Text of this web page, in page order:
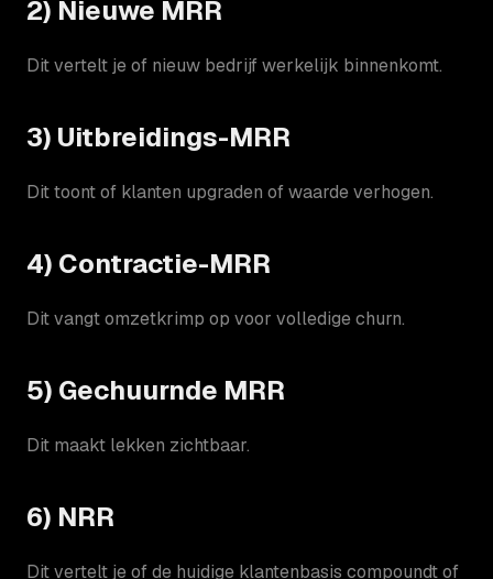
2) Nieuwe MRR
Dit vertelt je of nieuw bedrijf werkelijk binnenkomt.
3) Uitbreidings-MRR
Dit toont of klanten upgraden of waarde verhogen.
4) Contractie-MRR
Dit vangt omzetkrimp op voor volledige churn.
5) Gechuurnde MRR
Dit maakt lekken zichtbaar.
6) NRR
Dit vertelt je of de huidige klantenbasis compoundt of